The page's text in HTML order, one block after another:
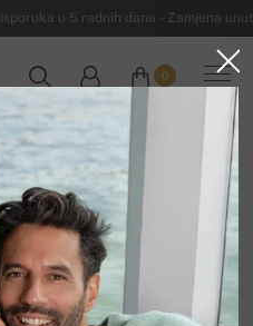
u 5 radnih dana – Zamjena
0